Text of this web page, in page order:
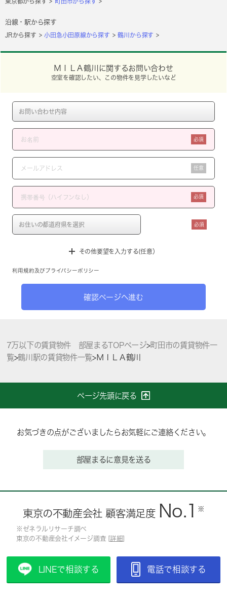
沿線・駅から探す
JRから探す 小田急小田原線から探す 鶴川から探す
ＭＩＬＡ鶴川に関するお問い合わせ
空室を確認したい、この物件を見学したいなど
必須
任意
必須
必須
その他要望を入力する(任意）
利用規約 及び プライバシーポリシー
確認ページへ進む
7万以下の賃貸物件 部屋まるTOPページ>町田市の賃貸物件一
覧>鶴川駅の賃貸物件一覧>ＭＩＬＡ鶴川
ページ先頭に戻る
お気づきの点がございましたらお気軽にご連絡ください。
部屋まるに意見を送る
東京の不動産会社 顧客満足度 No.1 ※
※ゼネラルリサーチ調べ
東京の不動産会社イメージ調査 [ 詳細
LINEで相談する 電話で相談する